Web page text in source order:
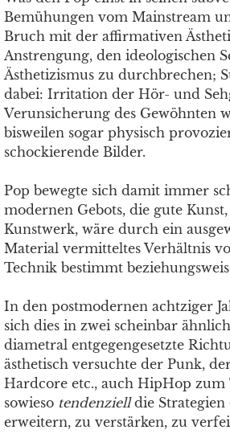
Bemühungen vom Mainstream
Bruch mit der affirmativen
Anstrengung, den ideologischen
Ästhetizismus zu durchbrechen;
dabei: Irritation der Hör- und
Verunsicherung des Gewöhnten
bisweilen sogar physisch
schockierende Bilder.
Pop bewegte sich damit immer
modernen Gebots, die gute
Kunstwerk, wäre durch ein
Material vermitteltes Verhältnis
Technik bestimmt
In den postmodernen achtziger
sich dies in zwei scheinbar
diametral entgegengesetzte
ästhetisch versuchte der Punk,
Hardcore etc., auch HipHop zum
sowieso tendenzielldie
erweitern, zu verstärken, zu